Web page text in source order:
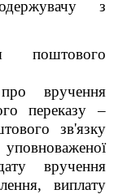
з
поштового
вручення
переказу –
зв'язку
вручення
виплату